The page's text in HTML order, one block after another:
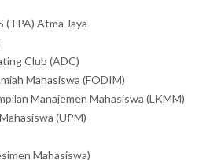
(TPA) Atma Jaya
Club (ADC)
Mahasiswa (FODIM)
Manajemen Mahasiswa (LKMM)
(UPM)
Mahasiswa)